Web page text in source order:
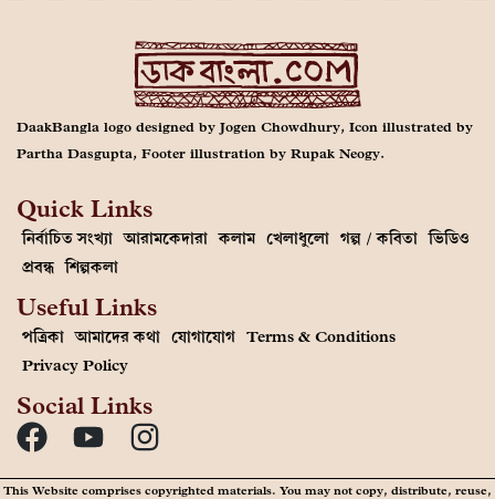
DaakBangla logo designed by Jogen Chowdhury, Icon illustrated by
Partha Dasgupta, Footer illustration by Rupak Neogy.
Quick Links
নির্বাচিত সংখ্যা আরামকেদারা কলাম খেলাধুলো গল্প / কবিতা ভিডিও
প্রবন্ধ শিল্পকলা
Useful Links
পত্রিকা আমাদের কথা যোগাযোগ Terms & Conditions
Privacy Policy
Social Links
This Website comprises copyrighted materials. You may not copy, distribute, reuse,